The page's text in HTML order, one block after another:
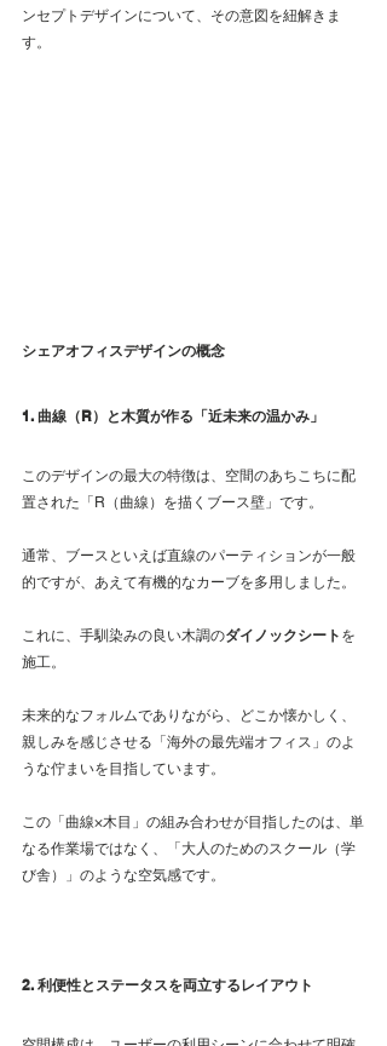
ンセプトデザインについて、その意図を紐解きま
す。
シェアオフィスデザインの概念
1. 曲線（R）と木質が作る「近未来の温かみ」
このデザインの最大の特徴は、空間のあちこちに配
置された「R（曲線）を描くブース壁」です。
通常、ブースといえば直線のパーティションが一般
的ですが、あえて有機的なカーブを多用しました。
これに、手馴染みの良い木調のダイノックシート を
施工。
未来的なフォルムでありながら、どこか懐かしく、
親しみを感じさせる「海外の最先端オフィス」のよ
うな佇まいを目指しています。
この「曲線×木目」の組み合わせが目指したのは、単
なる作業場ではなく、「大人のためのスクール（学
び舎）」のような空気感です。
2. 利便性とステータスを両立するレイアウト